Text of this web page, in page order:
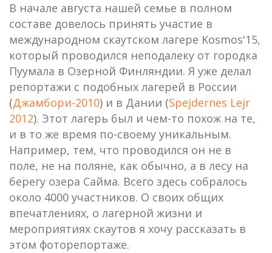
В начале августа нашей семье в полном
составе довелось принять участие в
международном скаутском лагере Kosmos'15,
который проводился неподалеку от городка
Пуумала в Озерной Финляндии. Я уже делал
репортажи с подобных лагерей в России
(Джамбори-2010) и в Дании (Spejdernes Lejr
2012). Этот лагерь был и чем-то похож на те,
и в то же время по-своему уникальным.
Например, тем, что проводился он не в
поле, не на поляне, как обычно, а в лесу на
берегу озера Сайма. Всего здесь собралось
около 4000 участников. О своих общих
впечатлениях, о лагерной жизни и
мероприятиях скаутов я хочу рассказать в
этом фоторепортаже.